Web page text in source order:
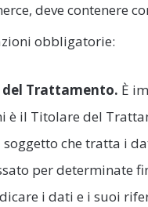
deve contenere
obbligatorie:
Trattamento. È
è il Titolare del
che tratta i
per determinate
i dati e i suoi